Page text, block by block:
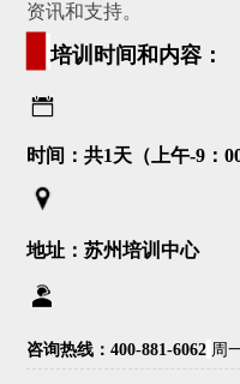
资讯和支持。
▊培训时间和内容：
时间：共1天（上午-9：
地址：苏州培训中心
咨询热线：400-881-6062 周